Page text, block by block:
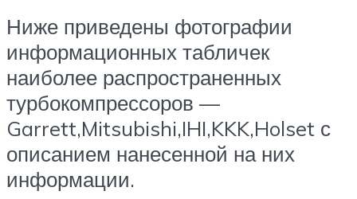
Ниже приведены фотографии
информационных табличек
наиболее распространенных
турбокомпрессоров —
Garrett,Mitsubishi,IHI,KKK,Holset с
описанием нанесенной на них
информации.